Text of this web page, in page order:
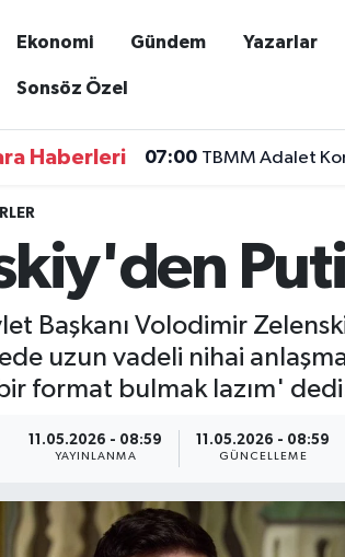
Ekonomi Gündem Yazarlar
Sonsöz Özel
Haberleri 07:00 TBMM Adalet
Başkanı Volodimir
uzun vadeli nihai
format bulmak lazım'
11.05.2026 - 08:59
YAYINLANMA
11.05.2026 - 08:59
GÜNCELLEME